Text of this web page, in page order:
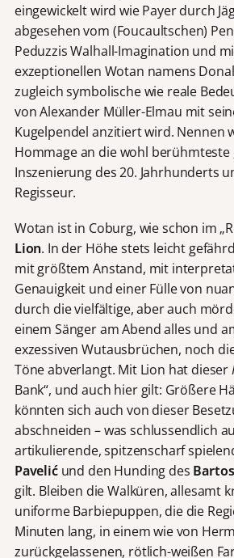
eingewickelt wird wie Payer durch
abgesehen vom (Foucaultschen)
Peduzzis Walhall-Imagination und
exzeptionellen Wotan namens
zugleich symbolische wie reale
von Alexander Müller-Elmau mit
Kugelpendel anzitiert wird. Nennen
Hommage an die wohl berühmteste
Inszenierung des 20. Jahrhunderts
Regisseur.
Wotan ist in Coburg, wie schon im
Lion. In der Höhe stets leicht
mit größtem Anstand, mit
Genauigkeit und einer Fülle von
durch die vielfältige, aber auch
einem Sänger am Abend alles und
exzessiven Wutausbrüchen, noch
Töne abverlangt. Mit Lion hat dieser
Bank“, und auch hier gilt: Größere
könnten sich auch von dieser
abschneiden – was schlussendlich
artikulierende, spitzenscharf
Pavelić und den Hunding des
gilt. Bleiben die Walküren, allesamt
uniforme Barbiepuppen, die die
Minuten lang, in einem wie von
zurückgelassenen, rötlich-weißen